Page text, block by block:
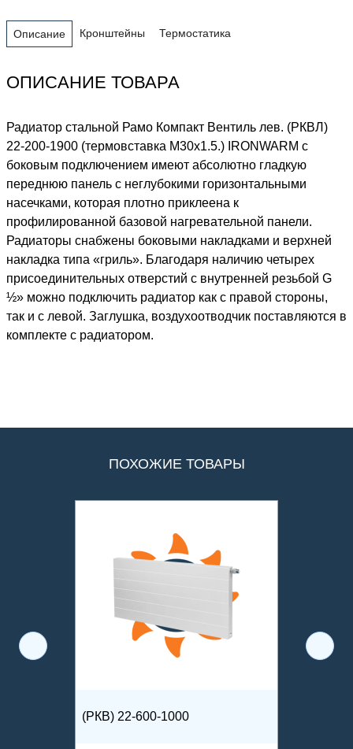
Описание Кронштейны Термостатика
ОПИСАНИЕ ТОВАРА
Радиатор стальной Рамо Компакт Вентиль лев. (РКВЛ)
22-200-1900 (термовставка М30х1.5.) IRONWARM с
боковым подключением имеют абсолютно гладкую
переднюю панель с неглубокими горизонтальными
насечками, которая плотно приклеена к
профилированной базовой нагревательной панели.
Радиаторы снабжены боковыми накладками и верхней
накладка типа «гриль». Благодаря наличию четырех
присоединительных отверстий с внутренней резьбой G
½» можно подключить радиатор как с правой стороны,
так и с левой. Заглушка, воздухоотводчик поставляются в
комплекте с радиатором.
ПОХОЖИЕ ТОВАРЫ
(РКВ) 22-600-1000